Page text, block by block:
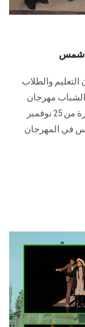
الموظفون
الزائـرون
شمس
والطلاب
الشباب مهرجان
الغناء والموسيقى الذاتي لطلاب الجامعة في الفترة من 25 نوفمبر
في المهرجان